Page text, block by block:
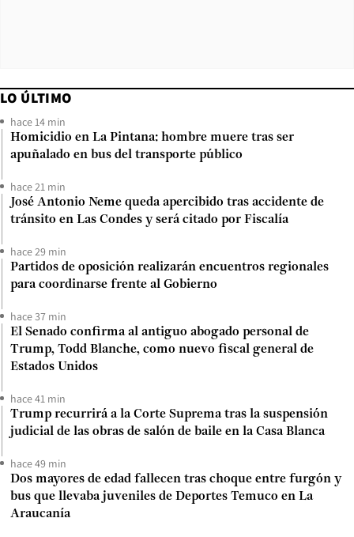
LO ÚLTIMO
hace 14 min
Homicidio en La Pintana: hombre muere tras ser
apuñalado en bus del transporte público
hace 21 min
José Antonio Neme queda apercibido tras accidente de
tránsito en Las Condes y será citado por Fiscalía
hace 29 min
Partidos de oposición realizarán encuentros regionales
para coordinarse frente al Gobierno
hace 37 min
El Senado confirma al antiguo abogado personal de
Trump, Todd Blanche, como nuevo fiscal general de
Estados Unidos
hace 41 min
Trump recurrirá a la Corte Suprema tras la suspensión
judicial de las obras de salón de baile en la Casa Blanca
hace 49 min
Dos mayores de edad fallecen tras choque entre furgón y
bus que llevaba juveniles de Deportes Temuco en La
Araucanía